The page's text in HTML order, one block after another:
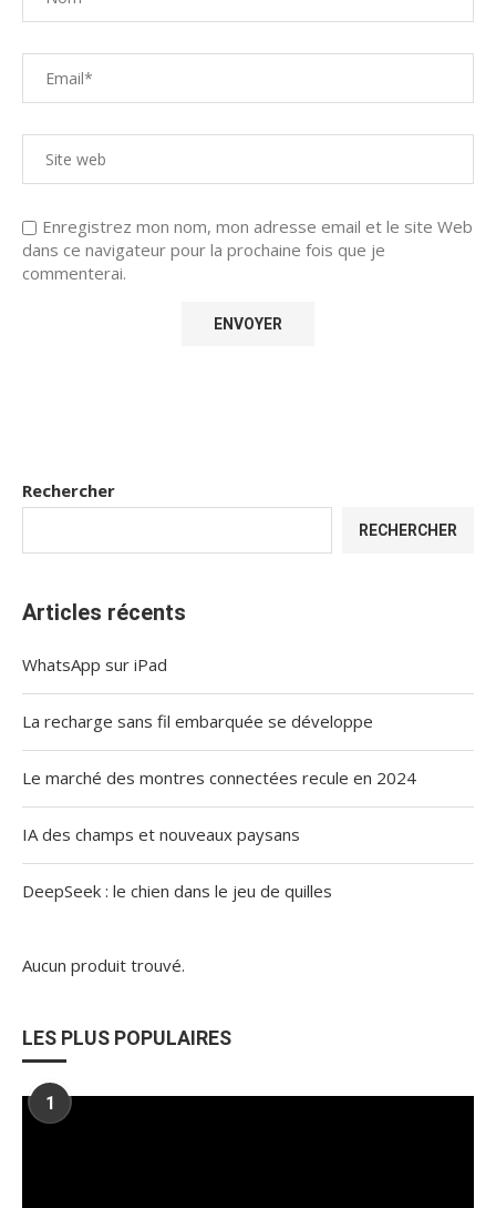
Enregistrez mon nom, mon adresse email et le site Web
dans ce navigateur pour la prochaine fois que je
commenterai.
Rechercher
RECHERCHER
Articles récents
WhatsApp sur iPad
La recharge sans fil embarquée se développe
Le marché des montres connectées recule en 2024
IA des champs et nouveaux paysans
DeepSeek : le chien dans le jeu de quilles
Aucun produit trouvé.
LES PLUS POPULAIRES
1